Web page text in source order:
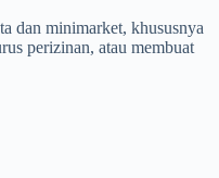
dan minimarket, khususnya
perizinan, atau membuat